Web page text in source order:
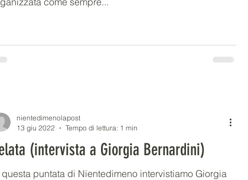
(intervista a Giorgia Bernardini)
questa puntata di Nientedimeno intervistiamo Giorgia
nientedimenolapost
13 giu 2022
Tempo di lettura: 1 min